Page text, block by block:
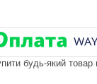
будь-який